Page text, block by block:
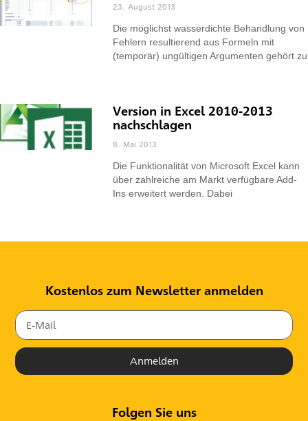
23. August 2013
Die möglichst wasserdichte Behandlung von
Fehlern resultierend aus Formeln mit
(temporär) ungültigen Argumenten gehört zu
Version in Excel 2010-2013
nachschlagen
8. Mai 2013
Die Funktionalität von Microsoft Excel kann
über zahlreiche am Markt verfügbare Add-
Ins erweitert werden. Dabei
Kostenlos zum Newsletter anmelden
Anmelden
Folgen Sie uns